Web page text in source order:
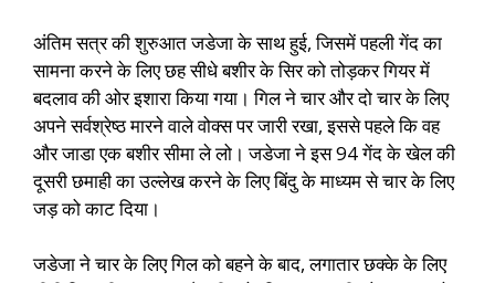
अंतिम सत्र की शुरुआत जडेजा के साथ हुई, जिसमें पहली गेंद का
सामना करने के लिए छह सीधे बशीर के सिर को तोड़कर गियर में
बदलाव की ओर इशारा किया गया। गिल ने चार और दो चार के लिए
अपने सर्वश्रेष्ठ मारने वाले वोक्स पर जारी रखा, इससे पहले कि वह
और जाडा एक बशीर सीमा ले लो। जडेजा ने इस 94 गेंद के खेल की
दूसरी छमाही का उल्लेख करने के लिए बिंदु के माध्यम से चार के लिए
जड़ को काट दिया।
जडेजा ने चार के लिए गिल को बहने के बाद, लगातार छक्के के लिए